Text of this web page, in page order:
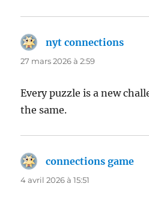
nyt connections
27 mars 2026 à 2:59
Every puzzle is a new
the same.
connections game
4 avril 2026 à 15:51